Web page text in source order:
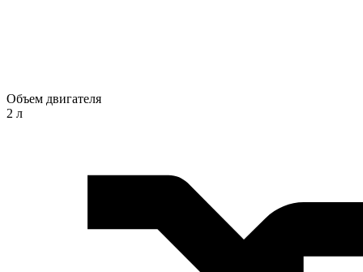
Объем двигателя
2 л